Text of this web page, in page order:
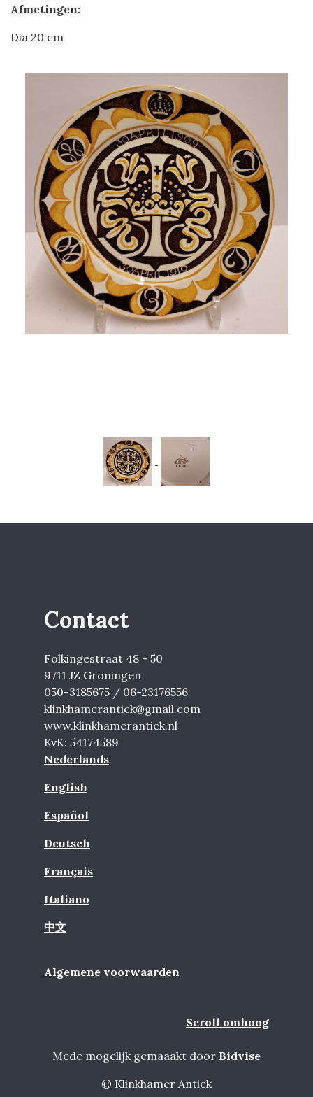
Afmetingen:
Dia 20 cm
Contact
Folkingestraat 48 - 50
9711 JZ Groningen
050-3185675 / 06-23176556
klinkhamerantiek@gmail.com
www.klinkhamerantiek.nl
KvK: 54174589
Nederlands
English
Español
Deutsch
Français
Italiano
中文
Algemene voorwaarden
Scroll omhoog
Mede mogelijk gemaaakt door Bidvise
© Klinkhamer Antiek